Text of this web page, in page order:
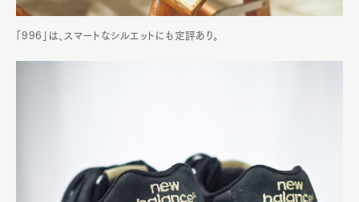
「996」は、スマートなシルエットにも定評あり。